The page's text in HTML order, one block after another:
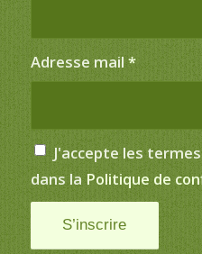
Adresse mail *
J'accepte les
dans la Politique de